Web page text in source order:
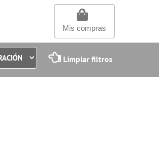
Mis compras
Limpiar filtros